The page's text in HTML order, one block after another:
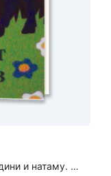
и натаму. …